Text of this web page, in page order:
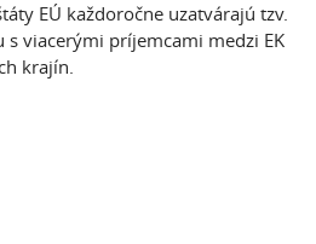
EÚ každoročne uzatvárajú tzv.
s viacerými príjemcami medzi EK
krajín.